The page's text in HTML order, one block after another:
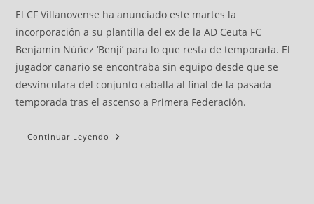
El CF Villanovense ha anunciado este martes la
incorporación a su plantilla del ex de la AD Ceuta FC
Benjamín Núñez ‘Benji’ para lo que resta de temporada. El
jugador canario se encontraba sin equipo desde que se
desvinculara del conjunto caballa al final de la pasada
temporada tras el ascenso a Primera Federación.
Continuar Leyendo